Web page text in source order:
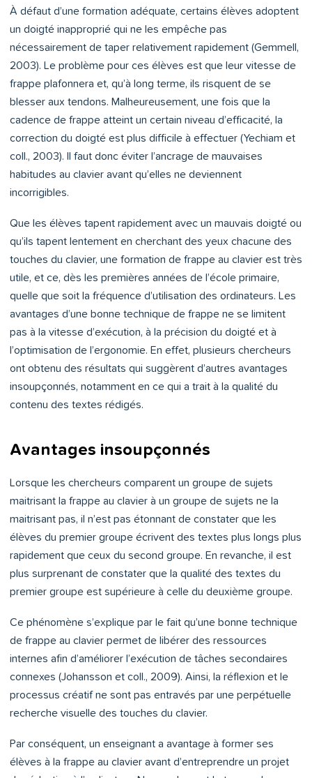
À défaut d’une formation adéquate, certains élèves adoptent
un doigté inapproprié qui ne les empêche pas
nécessairement de taper relativement rapidement (Gemmell,
2003). Le problème pour ces élèves est que leur vitesse de
frappe plafonnera et, qu’à long terme, ils risquent de se
blesser aux tendons. Malheureusement, une fois que la
cadence de frappe atteint un certain niveau d’efficacité, la
correction du doigté est plus difficile à effectuer (Yechiam et
coll., 2003). Il faut donc éviter l’ancrage de mauvaises
habitudes au clavier avant qu’elles ne deviennent
incorrigibles.
Que les élèves tapent rapidement avec un mauvais doigté ou
qu’ils tapent lentement en cherchant des yeux chacune des
touches du clavier, une formation de frappe au clavier est très
utile, et ce, dès les premières années de l’école primaire,
quelle que soit la fréquence d’utilisation des ordinateurs. Les
avantages d’une bonne technique de frappe ne se limitent
pas à la vitesse d’exécution, à la précision du doigté et à
l’optimisation de l’ergonomie. En effet, plusieurs chercheurs
ont obtenu des résultats qui suggèrent d’autres avantages
insoupçonnés, notamment en ce qui a trait à la qualité du
contenu des textes rédigés.
Avantages insoupçonnés
Lorsque les chercheurs comparent un groupe de sujets
maitrisant la frappe au clavier à un groupe de sujets ne la
maitrisant pas, il n’est pas étonnant de constater que les
élèves du premier groupe écrivent des textes plus longs plus
rapidement que ceux du second groupe. En revanche, il est
plus surprenant de constater que la qualité des textes du
premier groupe est supérieure à celle du deuxième groupe.
Ce phénomène s’explique par le fait qu’une bonne technique
de frappe au clavier permet de libérer des ressources
internes afin d’améliorer l’exécution de tâches secondaires
connexes (Johansson et coll., 2009). Ainsi, la réflexion et le
processus créatif ne sont pas entravés par une perpétuelle
recherche visuelle des touches du clavier.
Par conséquent, un enseignant a avantage à former ses
élèves à la frappe au clavier avant d’entreprendre un projet